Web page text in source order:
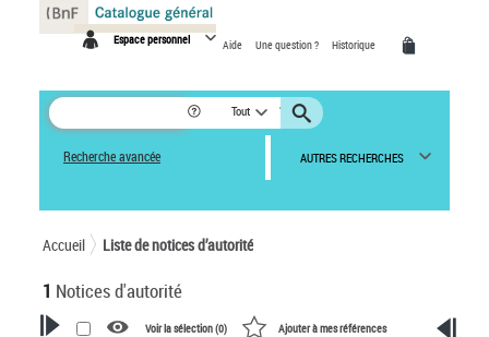
Espace personnel Aide Une question ? Historique
Tout
Recherche avancée AUTRES RECHERCHES
Accueil Liste de notices d’autorité
1 Notices d'autorité
Voir la sélection (0) Ajouter à mes références
Panneau de gestion des cookies